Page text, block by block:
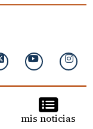
mis noticias